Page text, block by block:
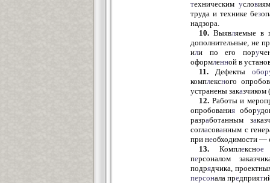
техническимуслов
труда и технике без
надзора.
10. Выявляемые в
дополнительные, не
или по его пору
оформленной в
11. Дефекты
комплексного
устранены заказчиком
12. Работы и
опробования обору
разработанным за
согласованным с
при необходимости —
13. Комплексное
персоналом
подрядчика,
персонала предприят